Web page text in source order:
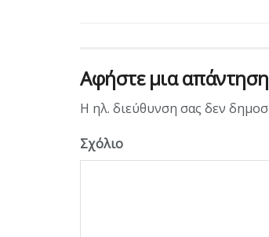
Αφήστε μια απάντηση
Η ηλ. διεύθυνση σας δεν
Σχόλιο